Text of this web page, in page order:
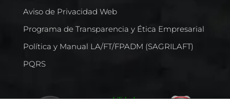
Aviso de Privacidad Web
Programa de Transparencia y Ética Empresarial
Política y Manual LA/FT/FPADM (SAGRILAFT)
PQRS